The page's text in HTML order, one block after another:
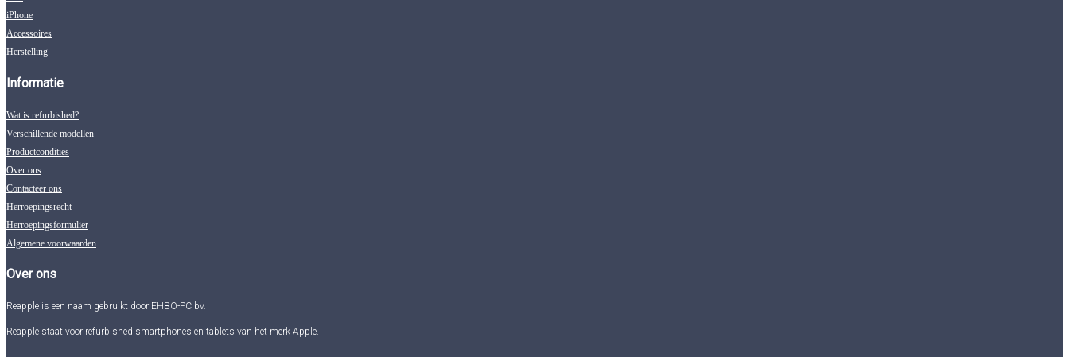
iPhone
Accessoires
Herstelling
Informatie
Wat is refurbished?
Verschillende modellen
Productcondities
Over ons
Contacteer ons
Herroepingsrecht
Herroepingsformulier
Algemene voorwaarden
Over ons
Reapple is een naam gebruikt door EHBO-PC bv.
Reapple staat voor refurbished smartphones en tablets van het merk Apple.